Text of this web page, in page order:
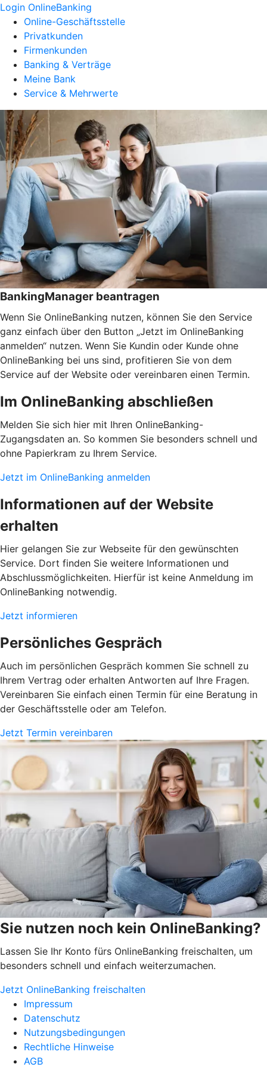
Login OnlineBanking
Online-Geschäftsstelle
Privatkunden
Firmenkunden
Banking & Verträge
Meine Bank
Service & Mehrwerte
BankingManager beantragen
Wenn Sie OnlineBanking nutzen, können Sie den Service
ganz einfach über den Button „Jetzt im OnlineBanking
anmelden“ nutzen. Wenn Sie Kundin oder Kunde ohne
OnlineBanking bei uns sind, profitieren Sie von dem
Service auf der Website oder vereinbaren einen Termin.
Im OnlineBanking abschließen
Melden Sie sich hier mit Ihren OnlineBanking-
Zugangsdaten an. So kommen Sie besonders schnell und
ohne Papierkram zu Ihrem Service.
Jetzt im OnlineBanking anmelden
Informationen auf der Website
erhalten
Hier gelangen Sie zur Webseite für den gewünschten
Service. Dort finden Sie weitere Informationen und
Abschlussmöglichkeiten. Hierfür ist keine Anmeldung im
OnlineBanking notwendig.
Jetzt informieren
Persönliches Gespräch
Auch im persönlichen Gespräch kommen Sie schnell zu
Ihrem Vertrag oder erhalten Antworten auf Ihre Fragen.
Vereinbaren Sie einfach einen Termin für eine Beratung in
der Geschäftsstelle oder am Telefon.
Jetzt Termin vereinbaren
Sie nutzen noch kein OnlineBanking?
Lassen Sie Ihr Konto fürs OnlineBanking freischalten, um
besonders schnell und einfach weiterzumachen.
Jetzt OnlineBanking freischalten
Impressum
Datenschutz
Nutzungsbedingungen
Rechtliche Hinweise
AGB